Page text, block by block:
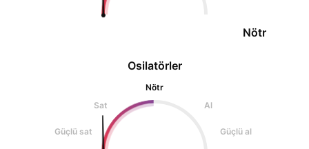
Osilatörler
Nötr
Sat
Al
Güçlü sat Güçlü al
Nötr